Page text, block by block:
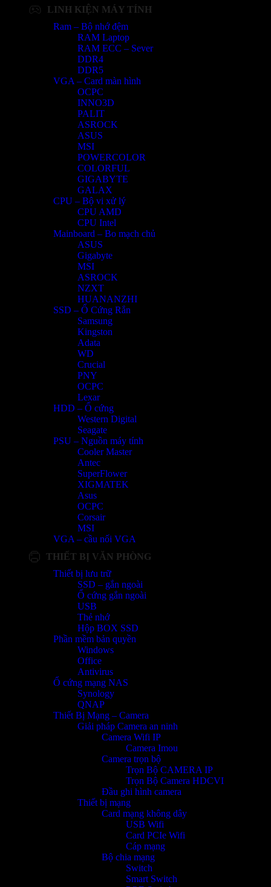
LINH KIỆN MÁY TÍNH
Ram – Bộ nhớ đệm
RAM Laptop
RAM ECC – Sever
DDR4
DDR5
VGA – Card màn hình
OCPC
INNO3D
PALIT
ASROCK
ASUS
MSI
POWERCOLOR
COLORFUL
GIGABYTE
GALAX
CPU – Bộ vi xử lý
CPU AMD
CPU Intel
Mainboard – Bo mạch chủ
ASUS
Gigabyte
MSI
ASROCK
NZXT
HUANANZHI
SSD – Ổ Cứng Rắn
Samsung
Kingston
Adata
WD
Crucial
PNY
OCPC
Lexar
HDD – Ổ cứng
Western Digital
Seagate
PSU – Nguồn máy tính
Cooler Master
Antec
SuperFlower
XIGMATEK
Asus
OCPC
Corsair
MSI
VGA – cầu nối VGA
THIẾT BỊ VĂN PHÒNG
Thiết bị lưu trữ
SSD – gắn ngoài
Ổ cứng gắn ngoài
USB
Thẻ nhớ
Hộp BOX SSD
Phần mềm bản quyền
Windows
Office
Antivirus
Ổ cứng mạng NAS
Synology
QNAP
Thiết Bị Mạng – Camera
Giải pháp Camera an ninh
Camera Wifi IP
Camera Imou
Camera trọn bộ
Trọn Bộ CAMERA IP
Trọn Bộ Camera HDCVI
Đầu ghi hình camera
Thiết bị mạng
Card mạng không dây
USB Wifi
Card PCIe Wifi
Cáp mạng
Bộ chia mạng
Switch
Smart Switch